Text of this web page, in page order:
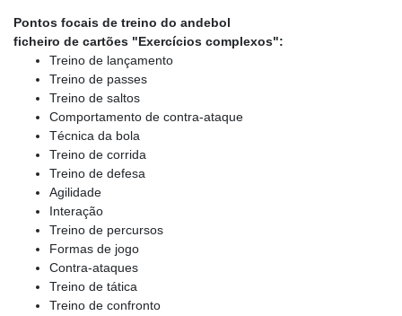
Pontos focais de treino do andebol
ficheiro de cartões "Exercícios complexos":
Treino de lançamento
Treino de passes
Treino de saltos
Comportamento de contra-ataque
Técnica da bola
Treino de corrida
Treino de defesa
Agilidade
Interação
Treino de percursos
Formas de jogo
Contra-ataques
Treino de tática
Treino de confronto